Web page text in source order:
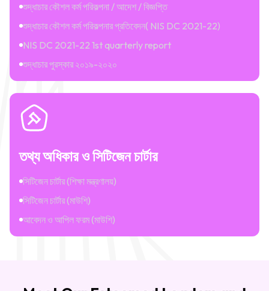
শুদ্ধাচার কৌশল কর্ম পরিকল্পনা / আদেশ / বিজ্ঞপ্তি
শুদ্ধাচার কৌশল কর্ম পরিকল্পনার প্রতিবেদন( NIS DC 2021-22)
NIS DC 2021-22 1st quarterly report
শুদ্ধাচার পুরস্কার ২০১৯-২০২০
তথ্য অধিকার ও সিটিজেন চার্টার
সিটিজেন চার্টার (শিক্ষা মন্ত্রণালয়)
সিটিজেন চার্টার (মাউশি)
আবেদন ও আপিল ফরম (মাউশি)